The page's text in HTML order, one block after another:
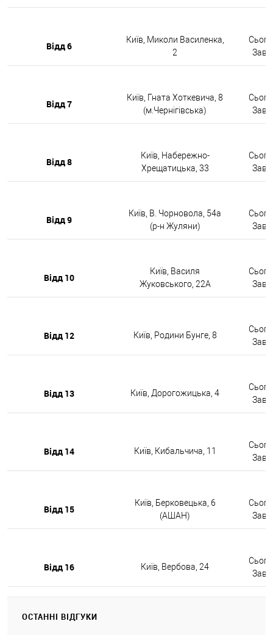
Відд 6
Київ, Миколи Василенка,
2
Відд 7
Київ, Гната Хоткевича, 8
(м.Чернігівська)
Відд 8
Київ, Набережно-
Хрещатицька, 33
Відд 9
Київ, В. Чорновола, 54а
(р-н Жуляни)
Відд 10
Київ, Василя
Жуковського, 22А
Відд 12 Київ, Родини Бунге, 8
Відд 13 Київ, Дорогожицька, 4
Відд 14 Київ, Кибальчича, 11
Відд 15
Київ, Берковецька, 6
(АШАН)
Відд 16 Київ, Вербова, 24
ОСТАННІ ВІДГУКИ